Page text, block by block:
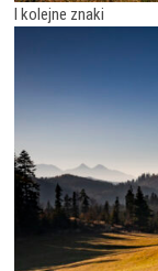
I kolejne znaki